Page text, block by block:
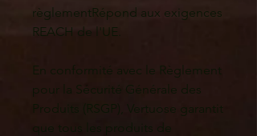
règlementRépond aux exigences
REACH de l'UE.
En conformité avec le Règlement
pour la Sécurité Générale des
Produits (RSGP), Vertuose garantit
que tous les produits de